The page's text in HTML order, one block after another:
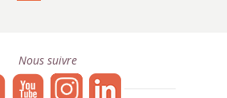
Nous suivre